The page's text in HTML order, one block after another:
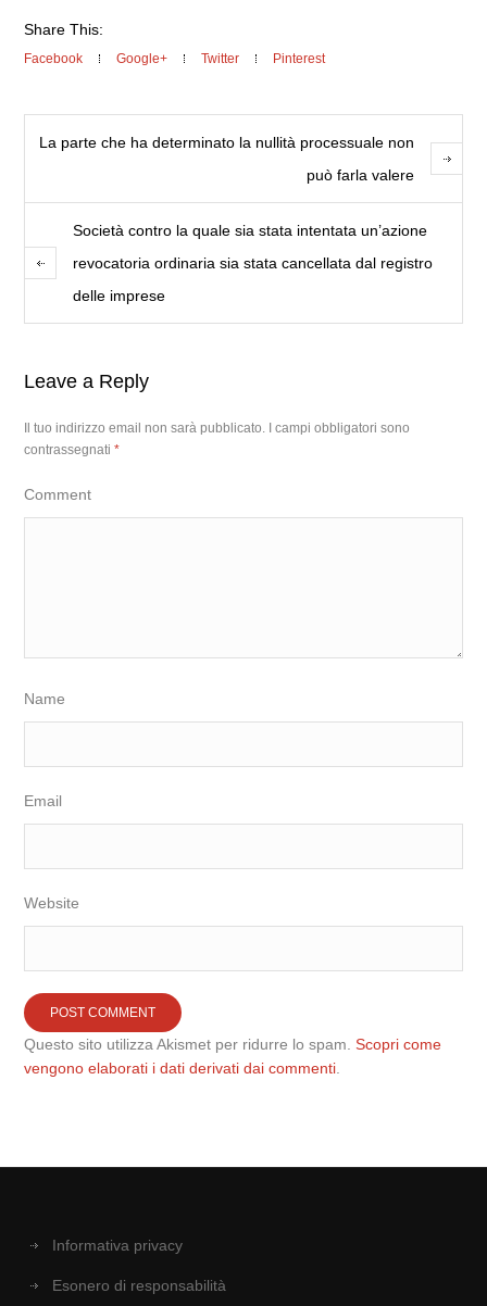
Share This:
Facebook Google+ Twitter Pinterest
La parte che ha determinato la nullità processuale non
può farla valere
Società contro la quale sia stata intentata un’azione
revocatoria ordinaria sia stata cancellata dal registro
delle imprese
Leave a Reply
Il tuo indirizzo email non sarà pubblicato.
I campi obbligatori sono
contrassegnati*
Comment
Name
Email
Website
Questo sito utilizza Akismet per ridurre lo spam.Scopri come
vengono elaborati i dati derivati dai commenti
Informativa privacy
Esonero di responsabilità